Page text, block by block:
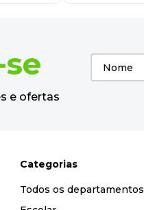
e ofertas
Categorias
Todos os departamentos